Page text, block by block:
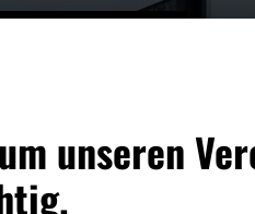
unseren